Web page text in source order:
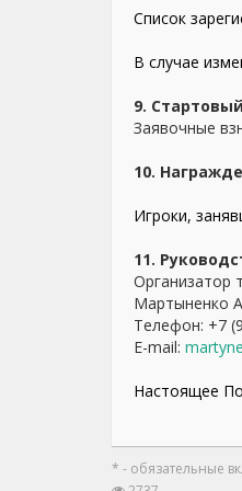
Список
В случае
9.
Заявочные
10.
Игроки,
11.
Организатор
Мартыненко
Телефон: +7
E-mail:
Настоящее
* - обязательные